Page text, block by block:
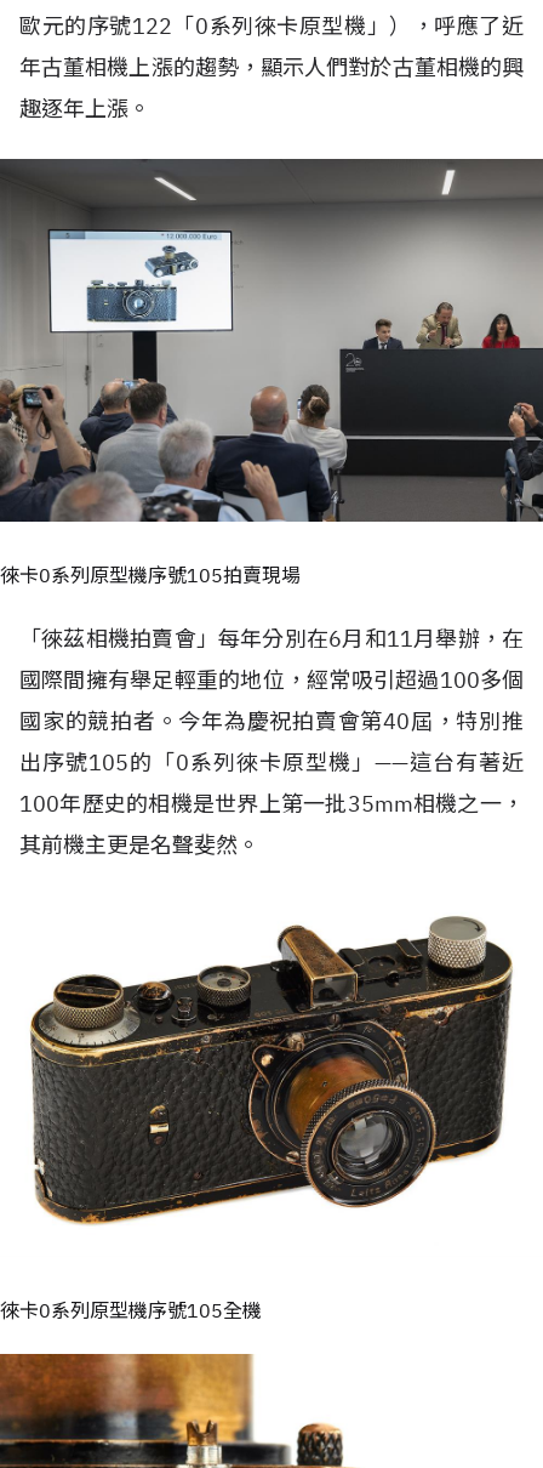
歐元的序號122「0系列徠卡原型機」），呼應了近
年古董相機上漲的趨勢，顯示人們對於古董相機的興
趣逐年上漲。
徠卡0系列原型機序號105拍賣現場
「徠茲相機拍賣會」每年分別在6月和11月舉辦，在
國際間擁有舉足輕重的地位，經常吸引超過100多個
國家的競拍者。今年為慶祝拍賣會第40屆，特別推
出序號105的「0系列徠卡原型機」——這台有著近
100年歷史的相機是世界上第一批35mm相機之一，
其前機主更是名聲斐然。
徠卡0系列原型機序號105全機